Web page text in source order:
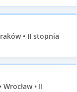
• II stopnia
• II